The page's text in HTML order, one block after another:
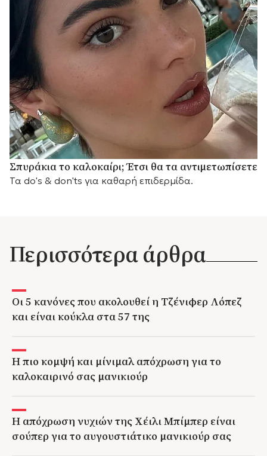
Σπυράκια το καλοκαίρι; Έτσι θα τα αντιμετωπίσετε
Τα do's & don'ts για καθαρή επιδερμίδα.
Περισσότερα άρθρα
Οι 5 κανόνες που ακολουθεί η Τζένιφερ Λόπεζ
και είναι κούκλα στα 57 της
Η πιο κομψή και μίνιμαλ απόχρωση για το
καλοκαιρινό σας μανικιούρ
Η απόχρωση νυχιών της Χέιλι Μπίμπερ είναι
σούπερ για το αυγουστιάτικο μανικιούρ σας